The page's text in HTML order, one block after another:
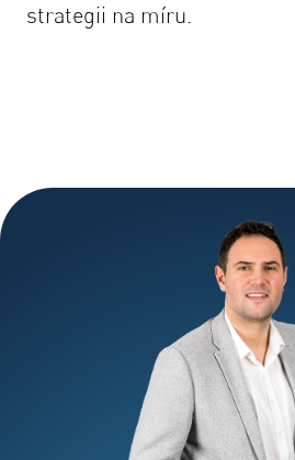
strategii na míru.